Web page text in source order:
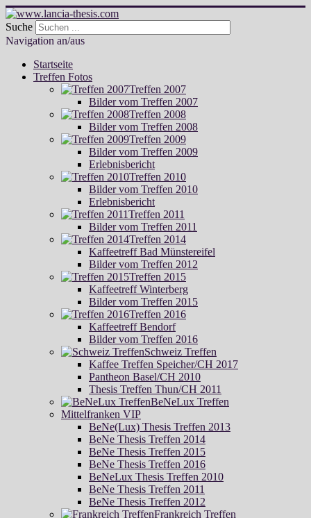
Suche
Navigation an/aus
Startseite
Treffen Fotos
Treffen 2007
Bilder vom Treffen 2007
Treffen 2008
Bilder vom Treffen 2008
Treffen 2009
Bilder vom Treffen 2009
Erlebnisbericht
Treffen 2010
Bilder vom Treffen 2010
Erlebnisbericht
Treffen 2011
Bilder vom Treffen 2011
Treffen 2014
Kaffeetreff Bad Münstereifel
Bilder vom Treffen 2012
Treffen 2015
Kaffeetreff Winterberg
Bilder vom Treffen 2015
Treffen 2016
Kaffeetreff Bendorf
Bilder vom Treffen 2016
Schweiz Treffen
Kaffee Treffen Speicher/CH 2017
Pantheon Basel/CH 2010
Thesis Treffen Thun/CH 2011
BeNeLux Treffen
Mittelfranken VIP
BeNe(Lux) Thesis Treffen 2013
BeNe Thesis Treffen 2014
BeNe Thesis Treffen 2015
BeNe Thesis Treffen 2016
BeNeLux Thesis Treffen 2010
BeNe Thesis Treffen 2011
BeNe Thesis Treffen 2012
Frankreich Treffen